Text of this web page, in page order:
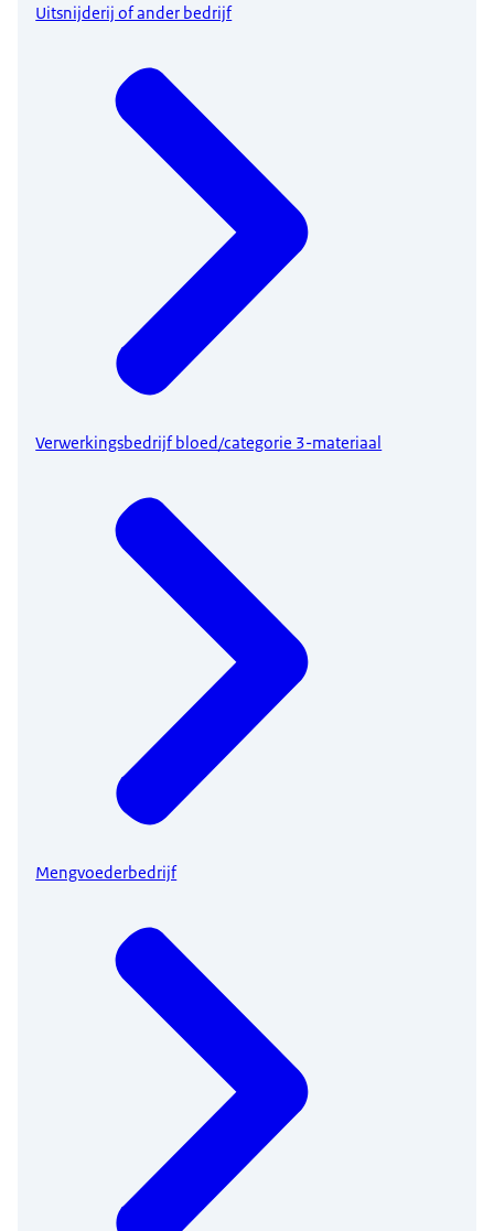
Uitsnijderij of ander bedrijf
Verwerkingsbedrijf bloed/categorie 3-materiaal
Mengvoederbedrijf